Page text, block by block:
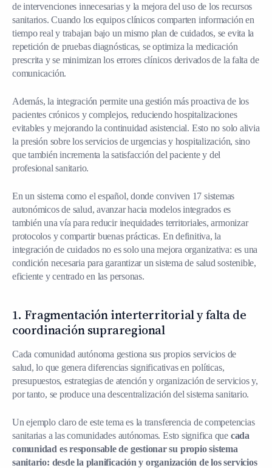
de intervenciones innecesarias y la mejora del uso de los recursos
sanitarios. Cuando los equipos clínicos comparten información en
tiempo real y trabajan bajo un mismo plan de cuidados, se evita la
repetición de pruebas diagnósticas, se optimiza la medicación
prescrita y se minimizan los errores clínicos derivados de la falta de
comunicación.
Además, la integración permite una gestión más proactiva de los
pacientes crónicos y complejos, reduciendo hospitalizaciones
evitables y mejorando la continuidad asistencial. Esto no solo alivia
la presión sobre los servicios de urgencias y hospitalización, sino
que también incrementa la satisfacción del paciente y del
profesional sanitario.
En un sistema como el español, donde conviven 17 sistemas
autonómicos de salud, avanzar hacia modelos integrados es
también una vía para reducir inequidades territoriales, armonizar
protocolos y compartir buenas prácticas. En definitiva, la
integración de cuidados no es solo una mejora organizativa: es una
condición necesaria para garantizar un sistema de salud sostenible,
eficiente y centrado en las personas.
1. Fragmentación interterritorial y falta de
coordinación supraregional
Cada comunidad autónoma gestiona sus propios servicios de
salud, lo que genera diferencias significativas en políticas,
presupuestos, estrategias de atención y organización de servicios y,
por tanto, se produce una descentralización del sistema sanitario.
Un ejemplo claro de este tema es la transferencia de competencias
sanitarias a las comunidades autónomas. Esto significa que cada
comunidad es responsable de gestionar su propio sistema
sanitario: desde la planificación y organización de los servicios